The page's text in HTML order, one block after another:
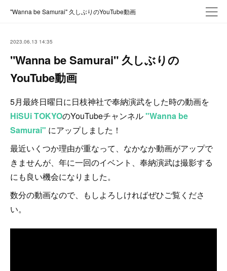
"Wanna be Samurai" 久しぶりのYouTube動画
2023.06.13 14:35
"Wanna be Samurai" 久しぶりの
YouTube動画
5月最終日曜日に日枝神社で奉納演武をした時の動画を
HiSUi TOKYOのYouTubeチャンネル"Wanna be
Samurai" にアップしました！
最近いくつか理由が重なって、なかなか動画がアップで
きませんが、年に一回のイベント、奉納演武は撮影する
にも良い機会になりました。
数分の動画なので、もしよろしければぜひご覧くださ
い。